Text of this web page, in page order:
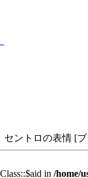
セントロの表情 [
in /home/